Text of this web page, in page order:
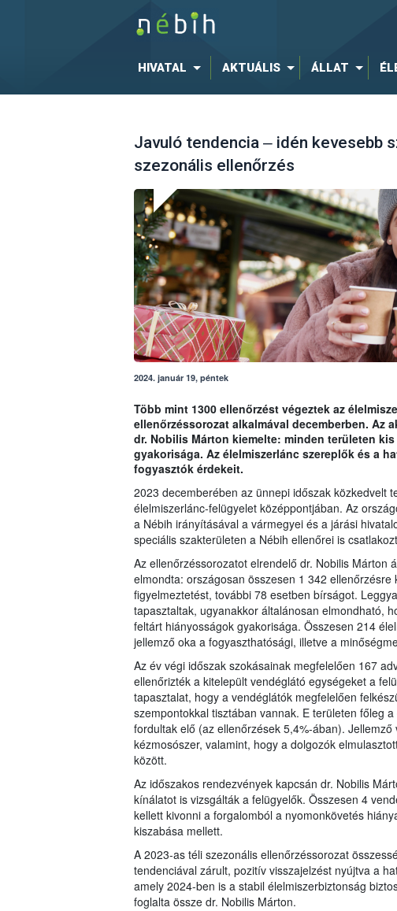
HIVATAL AKTUÁLIS ÁLLAT
Javuló tendencia ‒ idén kevesebb
szezonális ellenőrzés
2024. január 19, péntek
Több mint 1300 ellenőrzést végeztek az
ellenőrzéssorozat alkalmával decemberben. Az
dr. Nobilis Márton kiemelte: minden területen
gyakorisága. Az élelmiszerlánc szereplők és a
fogyasztók érdekeit.
2023 decemberében az ünnepi időszak közkedvelt
élelmiszerlánc-felügyelet középpontjában. Az
a Nébih irányításával a vármegyei és a járási
speciális szakterületen a Nébih ellenőrei is
Az ellenőrzéssorozatot elrendelő dr. Nobilis Márton
elmondta: országosan összesen 1 342
figyelmeztetést, további 78 esetben bírságot.
tapasztaltak, ugyanakkor általánosan elmondható,
feltárt hiányosságok gyakorisága. Összesen 214
jellemző oka a fogyaszthatósági, illetve a
Az év végi időszak szokásainak megfelelően 167
ellenőrizték a kitelepült vendéglátó egységeket a
tapasztalat, hogy a vendéglátók megfelelően
szempontokkal tisztában vannak. E területen főleg
fordultak elő (az ellenőrzések 5,4%-ában).
kézmosószer, valamint, hogy a dolgozók
között.
Az időszakos rendezvények kapcsán dr. Nobilis
kínálatot is vizsgálták a felügyelők. Összesen 4
kellett kivonni a forgalomból a nyomonkövetés
kiszabása mellett.
A 2023-as téli szezonális ellenőrzéssorozat
tendenciával zárult, pozitív visszajelzést nyújtva a
amely 2024-ben is a stabil élelmiszerbiztonság
foglalta össze dr. Nobilis Márton.